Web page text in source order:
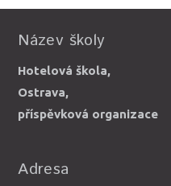
Název školy
Hotelová škola,
Ostrava,
příspěvková organizace
Adresa